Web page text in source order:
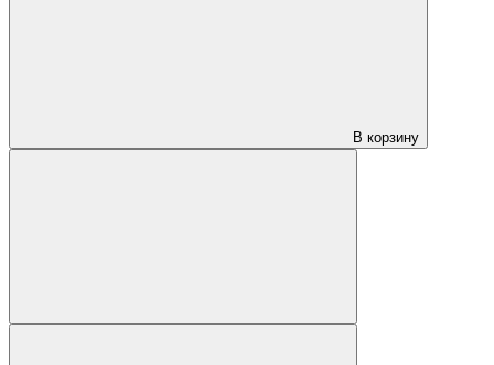
В корзину